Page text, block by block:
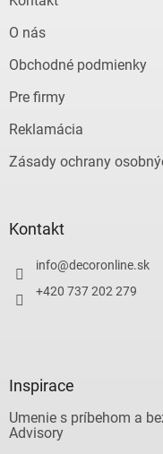
O nás
Obchodné podmienky
Pre firmy
Reklamácia
Zásady ochrany
Kontakt
info@decoronline.sk
+420 737 202 279
Inspirace
Umenie s príbehom a
Advisory